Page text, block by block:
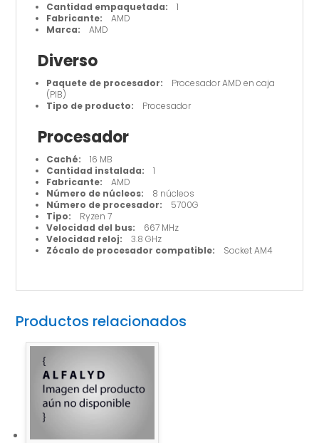
Cantidad empaquetada: 1
Fabricante: AMD
Marca: AMD
Diverso
Paquete de procesador: Procesador AMD en caja
(PIB)
Tipo de producto: Procesador
Procesador
Caché: 16 MB
Cantidad instalada: 1
Fabricante: AMD
Número de núcleos: 8 núcleos
Número de procesador: 5700G
Tipo: Ryzen 7
Velocidad del bus: 667 MHz
Velocidad reloj: 3.8 GHz
Zócalo de procesador compatible: Socket AM4
Productos relacionados